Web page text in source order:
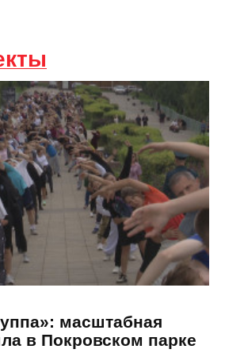
масштабная
в Покровском парке